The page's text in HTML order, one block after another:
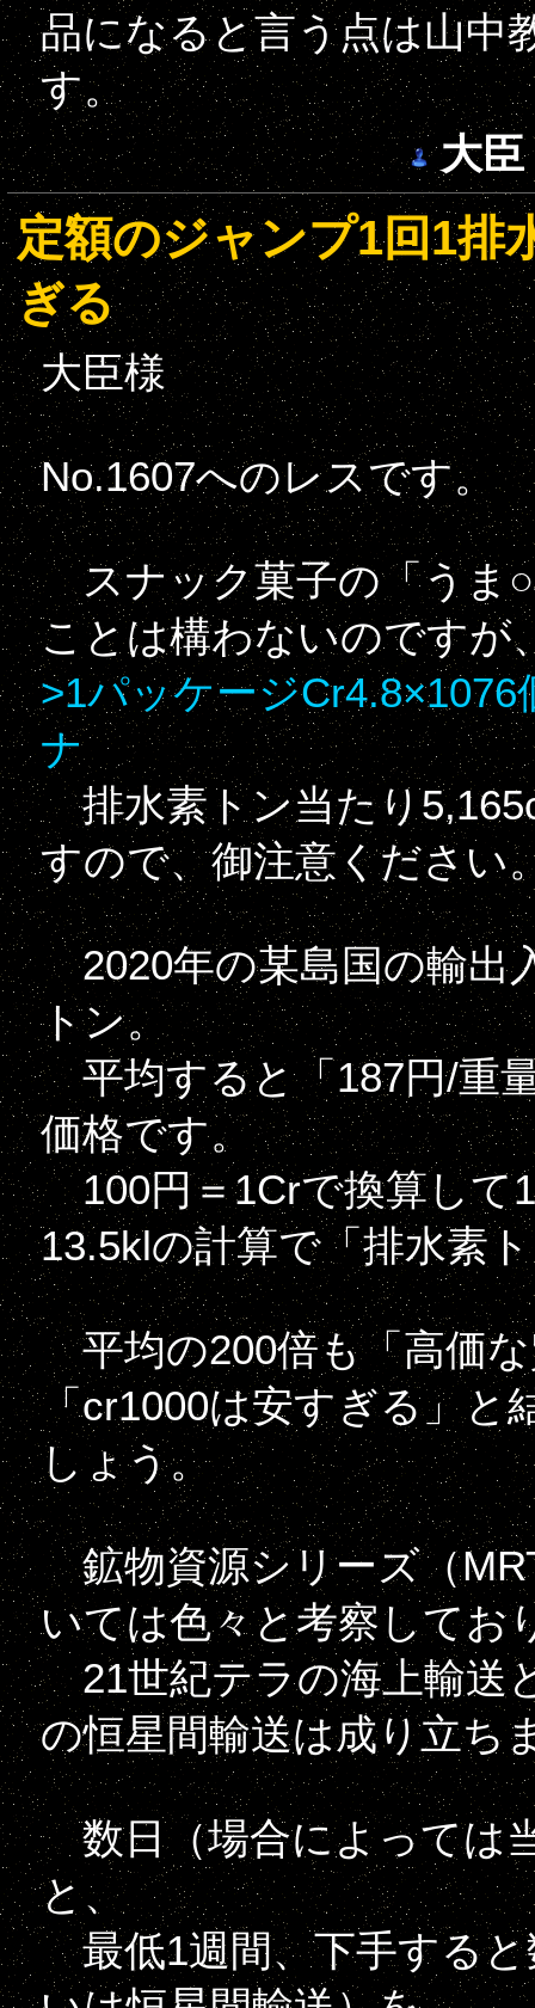
品になると言う点は山中
す。
大臣
定額のジャンプ1回1排
ぎる
大臣様
No.1607へのレスです。
スナック菓子の「うま○
ことは構わないのですが
>1パッケージ
ナ
排水素トン当たり
すので、御注意ください
2020年の某島国の輸出
トン。
平均すると「187円/重
価格です。
100円＝1Crで換算して
13.5klの計算で「排水素
平均の200倍も「高価
「cr1000は安すぎる」と
しょう。
鉱物資源シリーズ（
いては色々と考察してお
21世紀テラの海上輸送
の恒星間輸送は成り立ち
数日（場合によっては
と、
最低1週間、下手すると